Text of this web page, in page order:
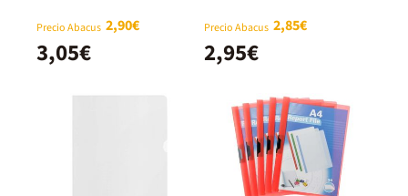
Precio Abacus 2,90€
3,05€
Precio Abacus 2,85€
2,95€